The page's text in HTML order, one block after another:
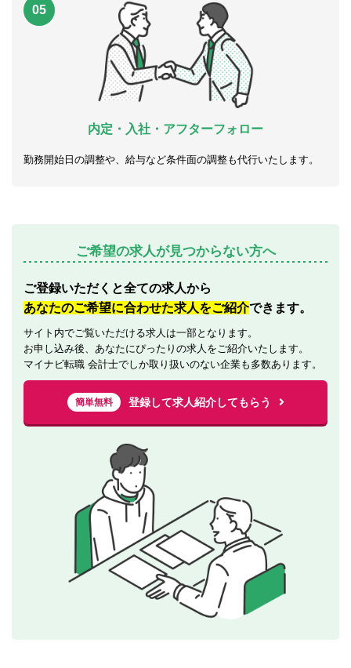
05
内定・入社・アフターフォロー
勤務開始日の調整や、給与など条件面の調整も代行いたします。
ご希望の求人が見つからない方へ
ご登録いただくと全ての求人から
あなたのご希望に合わせた求人をご紹介できます。
サイト内でご覧いただける求人は一部となります。
お申し込み後、あなたにぴったりの求人をご紹介いたします。
マイナビ転職 会計士でしか取り扱いのない企業も多数あります。
簡単無料 登録して求人紹介してもらう